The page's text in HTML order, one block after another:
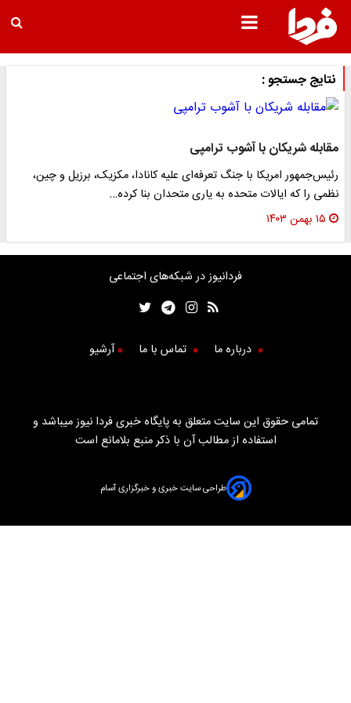
نتایج جستجو :
مقابله شریکان با آشوب ترامپی
رئیس‌جمهور امریکا با جنگ تعرفه‌ای علیه کانادا، مکزیک، برزیل و چین،
نظمی را که ایالات متحده به یاری متحدان بنا کرده…
۱۵ بهمن ۱۴۰۳
فردانیوز در شبکه‌های اجتماعی
درباره ما تماس با ما آرشیو
تمامی حقوق این سایت متعلق به پایگاه خبری فردا نیوز میباشد و
استفاده از مطالب آن با ذکر منبع بلامانع است
طراحی سایت خبری و خبرگزاری آسام